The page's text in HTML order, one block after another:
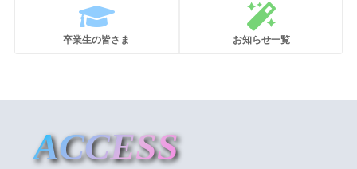
卒業生の皆さま お知らせ一覧
ACCESS